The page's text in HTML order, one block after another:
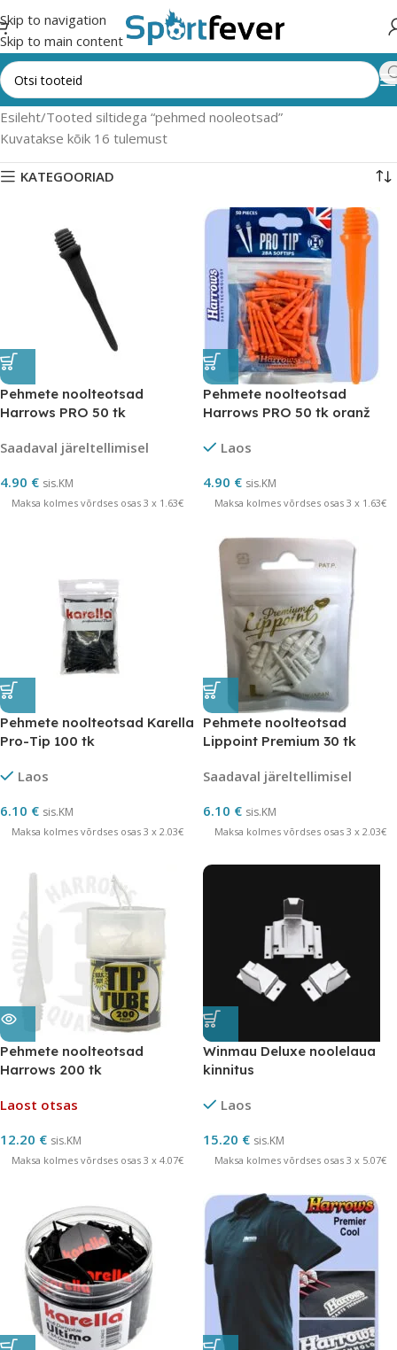
Skip to navigation
Skip to main content
Esileht Tooted siltidega “pehmed nooleotsad”
Kuvatakse kõik 16 tulemust
KATEGOORIAD
Pehmete noolteotsad
Harrows PRO 50 tk
Saadaval järeltellimisel
4.90 € sis.KM
Maksa kolmes võrdses osas 3 x 1.63€
Pehmete noolteotsad
Harrows PRO 50 tk oranž
Laos
4.90 € sis.KM
Maksa kolmes võrdses osas 3 x 1.63€
Pehmete noolteotsad Karella
Pro-Tip 100 tk
Laos
6.10 € sis.KM
Maksa kolmes võrdses osas 3 x 2.03€
Pehmete noolteotsad
Lippoint Premium 30 tk
Saadaval järeltellimisel
6.10 € sis.KM
Maksa kolmes võrdses osas 3 x 2.03€
Pehmete noolteotsad
Harrows 200 tk
Laost otsas
12.20 € sis.KM
Maksa kolmes võrdses osas 3 x 4.07€
Winmau Deluxe noolelaua
kinnitus
Laos
15.20 € sis.KM
Maksa kolmes võrdses osas 3 x 5.07€